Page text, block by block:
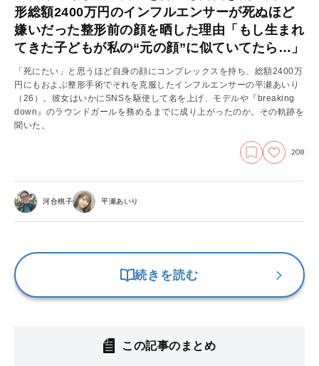
形総額2400万円のインフルエンサーが死ぬほど
嫌いだった整形前の顔を晒した理由「もし生まれ
てきた子どもが私の“元の顔”に似ていてたら…」
「死にたい」と思うほど自身の顔にコンプレックスを持ち、総額2400万
円にもおよぶ整形手術でそれを克服したインフルエンサーの平瀬あいり
（26）。彼女はいかにSNSを駆使して名を上げ、モデルや『breaking
down』のラウンドガールを務めるまでに成り上がったのか。その軌跡を
聞いた。
208
河合桃子 平瀬あいり
続きを読む
この記事のまとめ